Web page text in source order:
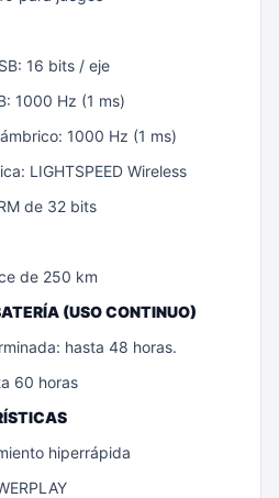
16 bits / eje
1000 Hz (1 ms)
1000 Hz (1 ms)
LIGHTSPEED Wireless
de 32 bits
de 250 km
(USO CONTINUO)
hasta 48 horas.
60 horas
hiperrápida